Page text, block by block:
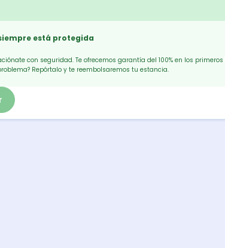
está protegida
con seguridad. Te ofrecemos garantía del 100% en los
Repórtalo y te reembolsaremos tu estancia.